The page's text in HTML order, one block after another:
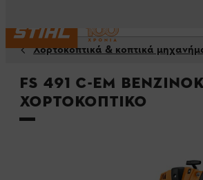
Χορτοκοπτικά & κοπτικά
FS 491 C-EM
χορτοκοπτικό